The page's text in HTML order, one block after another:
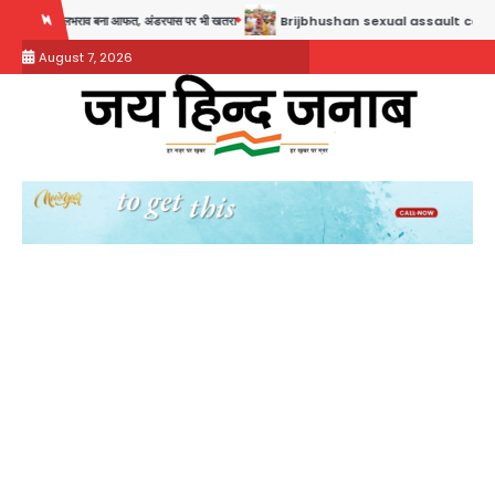
content
बना आफत, अंडरपास पर भी खतरा Brijbhushan sexual assault case: बृजभूषण सिंह बोले- संसद
August 7, 2026